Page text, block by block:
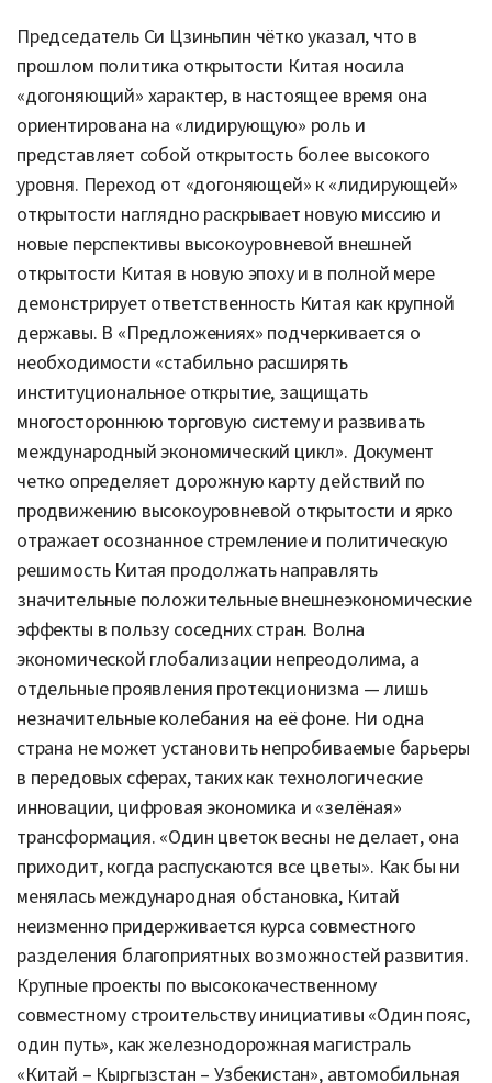
Председатель Си Цзиньпин чётко указал, что в
прошлом политика открытости Китая носила
«догоняющий» характер, в настоящее время она
ориентирована на «лидирующую» роль и
представляет собой открытость более высокого
уровня. Переход от «догоняющей» к «лидирующей»
открытости наглядно раскрывает новую миссию и
новые перспективы высокоуровневой внешней
открытости Китая в новую эпоху и в полной мере
демонстрирует ответственность Китая как крупной
державы. В «Предложениях» подчеркивается о
необходимости «стабильно расширять
институциональное открытие, защищать
многостороннюю торговую систему и развивать
международный экономический цикл». Документ
четко определяет дорожную карту действий по
продвижению высокоуровневой открытости и ярко
отражает осознанное стремление и политическую
решимость Китая продолжать направлять
значительные положительные внешнеэкономические
эффекты в пользу соседних стран. Волна
экономической глобализации непреодолима, а
отдельные проявления протекционизма — лишь
незначительные колебания на её фоне. Ни одна
страна не может установить непробиваемые барьеры
в передовых сферах, таких как технологические
инновации, цифровая экономика и «зелёная»
трансформация. «Один цветок весны не делает, она
приходит, когда распускаются все цветы». Как бы ни
менялась международная обстановка, Китай
неизменно придерживается курса совместного
разделения благоприятных возможностей развития.
Крупные проекты по высококачественному
совместному строительству инициативы «Один пояс,
один путь», как железнодорожная магистраль
«Китай – Кыргызстан – Узбекистан», автомобильная